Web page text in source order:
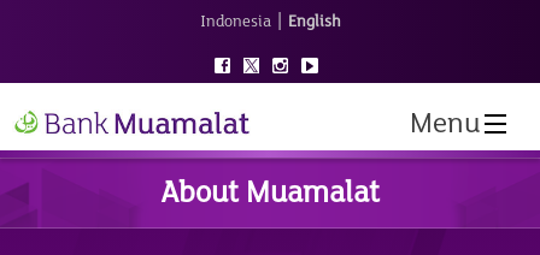
Indonesia | English
Menu
About Muamalat